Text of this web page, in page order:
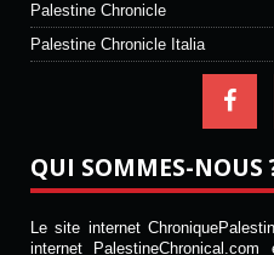
Palestine Chronicle
Palestine Chronicle Italia
QUI SOMMES-NOUS
Le site internet
internet